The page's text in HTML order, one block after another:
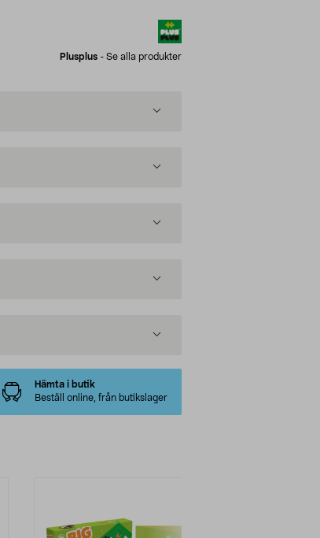
Plusplus - Se alla produkter
Hämta i butik
Beställ online, från butikslager